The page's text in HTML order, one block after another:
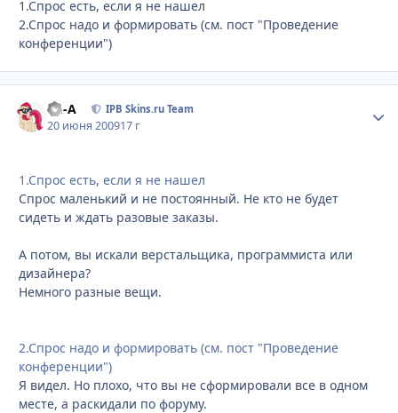
1.Спрос есть, если я не нашел
2.Спрос надо и формировать (см. пост "Проведение
конференции")
Ph-A IPB Skins.ru Team
20 июня 200917 г
1.Спрос есть, если я не нашел
Спрос маленький и не постоянный. Не кто не будет
сидеть и ждать разовые заказы.
А потом, вы искали верстальщика, программиста или
дизайнера?
Немного разные вещи.
2.Спрос надо и формировать (см. пост "Проведение
конференции")
Я видел. Но плохо, что вы не сформировали все в одном
месте, а раскидали по форуму.